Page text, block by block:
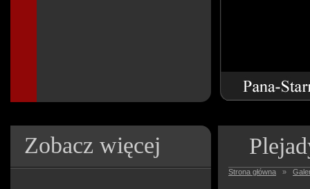
Zobacz więcej
Strona główna »